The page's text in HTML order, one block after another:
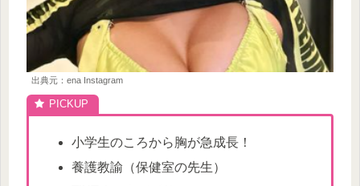
出典元：ena Instagram
小学生のころから胸が急成長！
養護教諭（保健室の先生）